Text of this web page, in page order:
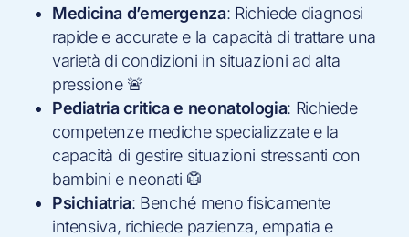
Medicina d’emergenza: Richiede diagnosi
rapide e accurate e la capacità di trattare una
varietà di condizioni in situazioni ad alta
pressione 🚨
Pediatria critica e neonatologia: Richiede
competenze mediche specializzate e la
capacità di gestire situazioni stressanti con
bambini e neonati 🥼
Psichiatria: Benché meno fisicamente
intensiva, richiede pazienza, empatia e